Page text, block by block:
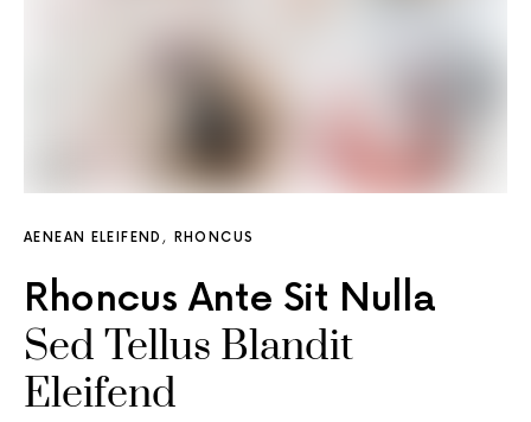
AENEAN ELEIFEND RHONCUS
Rhoncus Ante Sit Nulla
Sed Tellus Blandit
Eleifend